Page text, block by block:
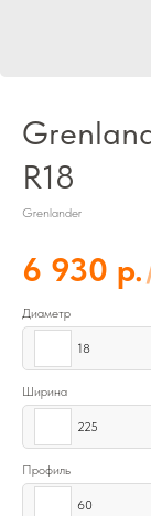
R18
Grenlander
6 930 р.
Диаметр
18
Ширина
225
Профиль
60